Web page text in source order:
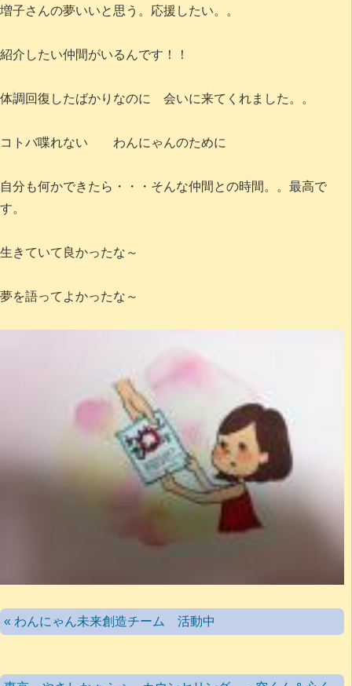
増子さんの夢いいと思う。応援したい。。
紹介したい仲間がいるんです！！
体調回復したばかりなのに 会いに来てくれました。。
コトバ喋れない わんにゃんのために
自分も何かできたら・・・そんな仲間との時間。。最高で
す。
生きていて良かったな～
夢を語ってよかったな～
« わんにゃん未来創造チーム 活動中